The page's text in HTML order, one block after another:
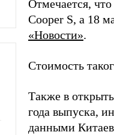
Отмечается,
Cooper S, а 18
«Новости».
Стоимость
Также в
года выпуска,
данными